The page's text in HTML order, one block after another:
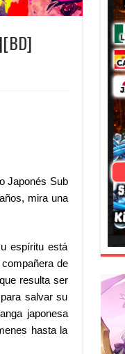
Japonés Sub
mira una
espíritu está
de
resulta ser
salvar su
japonesa
hasta la